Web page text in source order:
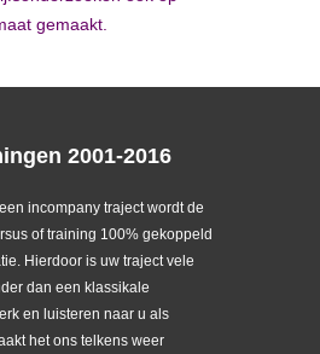
gemaakt.
2001-2016
incompany traject wordt de
of training 100% gekoppeld
Hierdoor is uw traject vele
dan een klassikale
en luisteren naar u als
het ons telkens weer